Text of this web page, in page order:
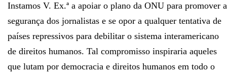
Instamos V. Ex.ª a apoiar o plano da ONU para promover a
segurança dos jornalistas e se opor a qualquer tentativa de
países repressivos para debilitar o sistema interamericano
de direitos humanos. Tal compromisso inspiraria aqueles
que lutam por democracia e direitos humanos em todo o